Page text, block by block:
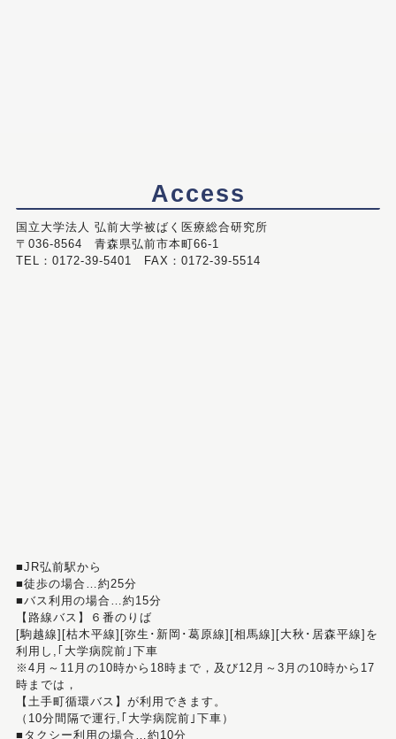
Access
国立大学法人 弘前大学被ばく医療総合研究所
〒036-8564 青森県弘前市本町66-1
TEL：0172-39-5401 FAX：0172-39-5514
■JR弘前駅から
■徒歩の場合…約25分
■バス利用の場合…約15分
【路線バス】６番のりば
[駒越線][枯木平線][弥生･新岡･葛原線][相馬線][大秋･居森平線]を
利用し,｢大学病院前｣下車
※4月～11月の10時から18時まで，及び12月～3月の10時から17
時までは，
【土手町循環バス】が利用できます。
（10分間隔で運行,｢大学病院前｣下車）
■タクシー利用の場合…約10分